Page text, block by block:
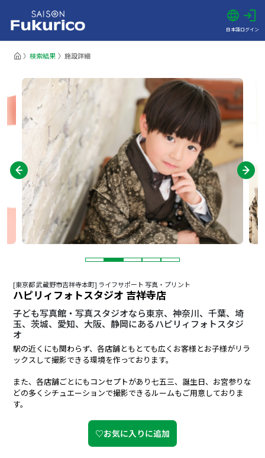
日本語ログイン
検索結果 施設詳細
[東京都 武蔵野市吉祥寺本町] ライフサポート 写真・プリント
ハピリィフォトスタジオ 吉祥寺店
子ども写真館・写真スタジオなら東京、神奈川、千葉、埼
玉、茨城、愛知、大阪、静岡にあるハピリィフォトスタジ
オ
駅の近くにも関わらず、各店舗ともとても広くお客様とお子様がリラ
ックスして撮影できる環境を作っております。
また、各店舗ごとにもコンセプトがあり七五三、誕生日、お宮参りな
どの多くシチュエーションで撮影できるルームもご用意しておりま
す。
♡お気に入りに追加